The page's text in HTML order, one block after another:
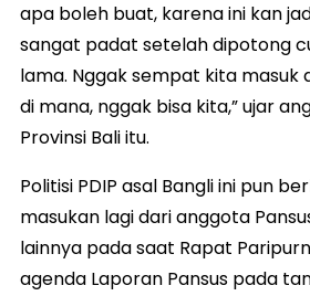
apa boleh buat, karena ini kan
sangat padat setelah dipotong
lama. Nggak sempat kita masuk
di mana, nggak bisa kita,” ujar
Provinsi Bali itu.
Politisi PDIP asal Bangli ini pun
masukan lagi dari anggota
lainnya pada saat Rapat
agenda Laporan Pansus pada